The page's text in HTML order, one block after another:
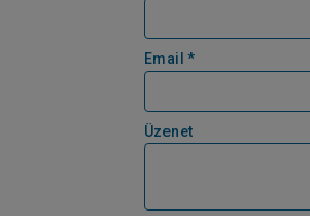
Email *
Üzenet